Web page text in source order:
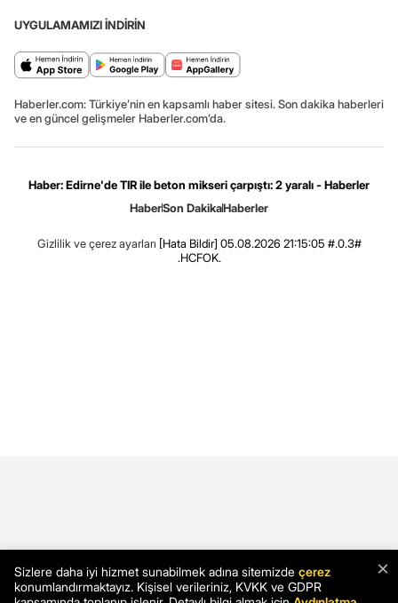
UYGULAMAMIZI İNDİRİN
Haberler.com: Türkiye’nin en kapsamlı haber sitesi. Son dakika haberleri
ve en güncel gelişmeler Haberler.com’da.
Haber: Edirne'de TIR ile beton mikseri çarpıştı: 2 yaralı - Haberler
HaberSon DakikaHaberler
Gizlilik ve çerez ayarları [Hata Bildir] 05.08.2026 21:15:05 #.0.3#
.HCFOK.
×
Sizlere daha iyi hizmet sunabilmek adına sitemizde çerez
konumlandırmaktayız. Kişisel verileriniz, KVKK ve GDPR